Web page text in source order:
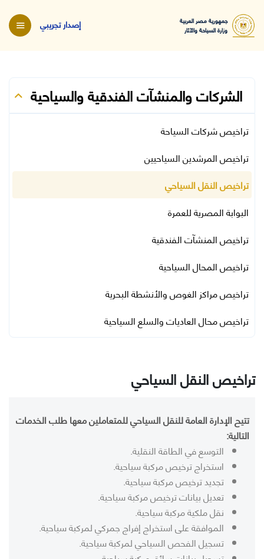
جمهورية مصر العربية
وزارة السياحة والآثار
إصدار تجريبي
الشركات والمنشآت الفندقية والسياحية
تراخيص شركات السياحة
تراخيص المرشدين السياحيين
تراخيص النقل السياحي
البوابة المصرية للعمرة
تراخيص المنشآت الفندقية
تراخيص المحال السياحية
تراخيص مراكز الغوص والأنشطة البحرية
تراخيص محال العاديات والسلع السياحية
تراخيص النقل السياحي
تتيح الإدارة العامة للنقل السياحي للمتعاملين معها طلب الخدمات
التالية:
التوسع في الطاقة النقلية.
استخراج ترخيص مركبة سياحية.
تجديد ترخيص مركبة سياحية.
تعديل بيانات ترخيص مركبة سياحية.
نقل ملكية مركبة سياحية.
الموافقة على استخراج إفراج جمركي لمركبة سياحية.
تسجيل الفحص السياحي لمركبة سياحية.